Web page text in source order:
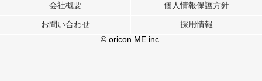
行っています。
メディアや広告配信、データ解析の各パートナーに提供しています。
各パートナーは、この情報とユーザーが各パートナーに提供した他の情報や、
ユーザーが各パートナーのサービスを使用したときに収集した他の情報を組み
会社概要 個人情報保護方針
お問い合わせ
採用情報
© oricon ME inc.